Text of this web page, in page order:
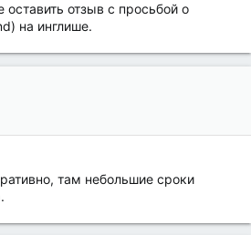
отзыв с просьбой о
на инглише.
там небольшие сроки